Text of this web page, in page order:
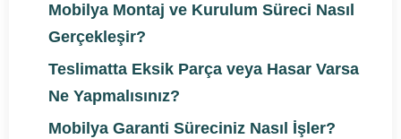
Mobilya Montaj ve Kurulum Süreci Nasıl
Gerçekleşir?
Teslimatta Eksik Parça veya Hasar Varsa
Ne Yapmalısınız?
Mobilya Garanti Süreciniz Nasıl İşler?